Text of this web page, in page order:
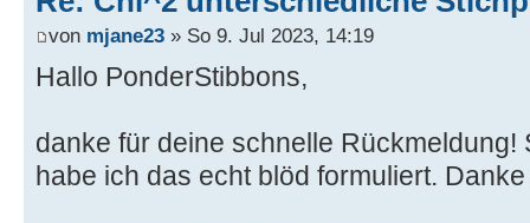
von mjane23 » So 9. Jul 2023, 14:19
Hallo PonderStibbons,
danke für deine schnelle Rückmeldung!
habe ich das echt blöd formuliert.